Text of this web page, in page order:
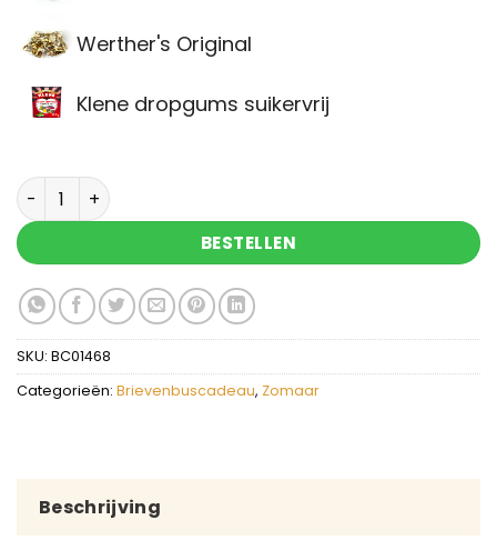
Werther's Original
Klene dropgums suikervrij
Brievenbuscadeau Liefs aantal
BESTELLEN
SKU: BC01468
Categorieën: Brievenbuscadeau, Zomaar
Beschrijving